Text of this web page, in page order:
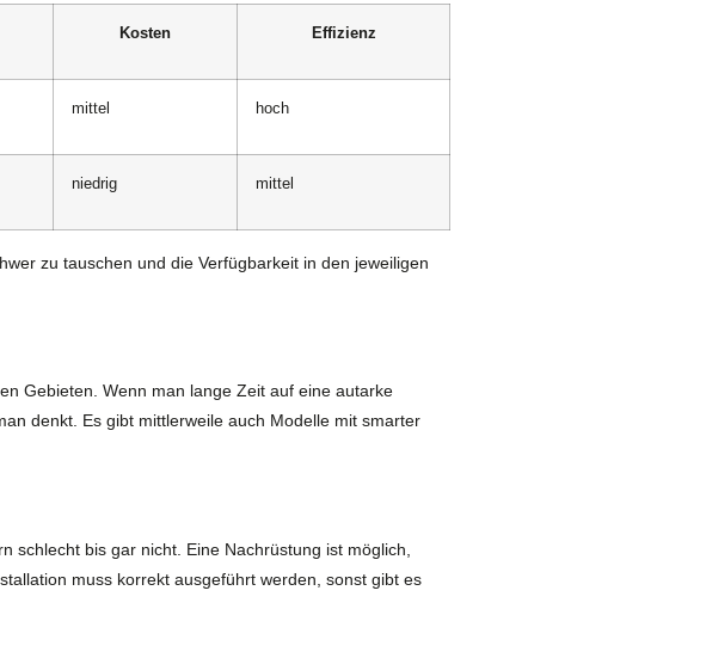
Kosten Effizienz
mittel hoch
niedrig mittel
zu tauschen und die Verfügbarkeit in den jeweiligen
Gebieten. Wenn man lange Zeit auf eine autarke
denkt. Es gibt mittlerweile auch Modelle mit smarter
bis gar nicht. Eine Nachrüstung ist möglich,
muss korrekt ausgeführt werden, sonst gibt es